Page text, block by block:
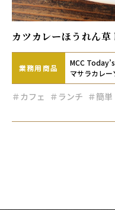
カツカレーほうれん草
業務用商品
MCC
マサラカレ
＃カフェ ＃ランチ ＃簡単